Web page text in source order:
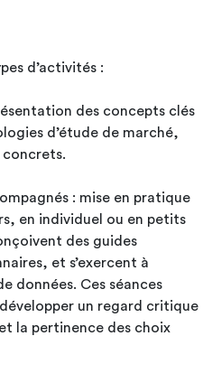
d’activités :
des concepts clés
d’étude de marché,
concrets.
: mise en pratique
en individuel ou en petits
des guides
et s’exercent à
données. Ces séances
un regard critique
la pertinence des choix